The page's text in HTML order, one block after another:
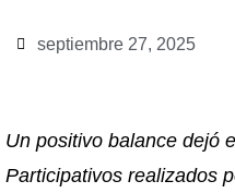
septiembre 27, 2025
Un positivo balance dejó
Participativos realizados